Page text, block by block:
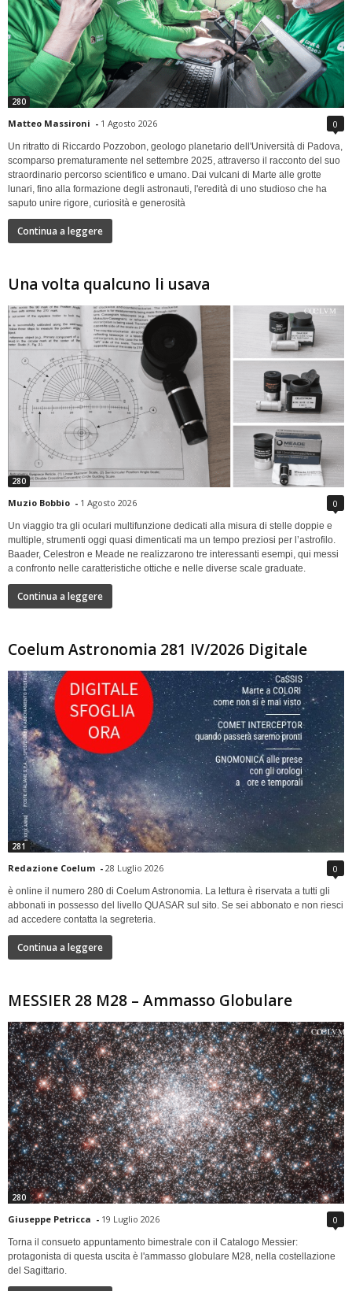
280
Matteo Massironi - 1 Agosto 2026 0
Un ritratto di Riccardo Pozzobon, geologo planetario dell'Università di Padova,
scomparso prematuramente nel settembre 2025, attraverso il racconto del suo
straordinario percorso scientifico e umano. Dai vulcani di Marte alle grotte
lunari, fino alla formazione degli astronauti, l'eredità di uno studioso che ha
saputo unire rigore, curiosità e generosità
Continua a leggere
Una volta qualcuno li usava
280
Muzio Bobbio - 1 Agosto 2026 0
Un viaggio tra gli oculari multifunzione dedicati alla misura di stelle doppie e
multiple, strumenti oggi quasi dimenticati ma un tempo preziosi per l’astrofilo.
Baader, Celestron e Meade ne realizzarono tre interessanti esempi, qui messi
a confronto nelle caratteristiche ottiche e nelle diverse scale graduate.
Continua a leggere
Coelum Astronomia 281 IV/2026 Digitale
281
Redazione Coelum - 28 Luglio 2026 0
è online il numero 280 di Coelum Astronomia. La lettura è riservata a tutti gli
abbonati in possesso del livello QUASAR sul sito. Se sei abbonato e non riesci
ad accedere contatta la segreteria.
Continua a leggere
MESSIER 28 M28 – Ammasso Globulare
280
Giuseppe Petricca - 19 Luglio 2026 0
Torna il consueto appuntamento bimestrale con il Catalogo Messier:
protagonista di questa uscita è l'ammasso globulare M28, nella costellazione
del Sagittario.